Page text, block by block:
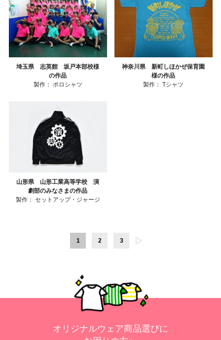
埼玉県 志英館 坂戸本部校様
の作品
製作： ポロシャツ
神奈川県 新町しほかぜ保育園
様の作品
製作： Tシャツ
山形県 山形工業高等学校 演
劇部のみなさまの作品
製作： セットアップ・ジャージ
1 2 3
オリジナルウェア商品選びに